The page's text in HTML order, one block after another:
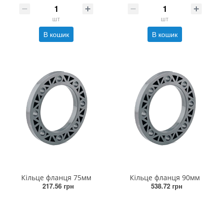
шт
В кошик
шт
В кошик
Кільце фланця 75мм
217.56 грн
Кільце фланця 90мм
538.72 грн